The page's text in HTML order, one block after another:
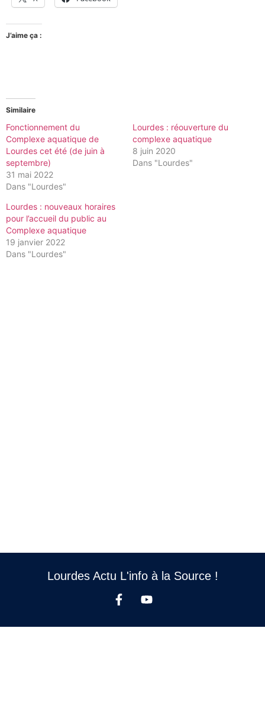
J’aime ça :
Similaire
Fonctionnement du
Complexe aquatique de
Lourdes cet été (de juin à
septembre)
31 mai 2022
Dans "Lourdes"
Lourdes : réouverture du
complexe aquatique
8 juin 2020
Dans "Lourdes"
Lourdes : nouveaux horaires
pour l’accueil du public au
Complexe aquatique
19 janvier 2022
Dans "Lourdes"
Lourdes Actu L'info à la Source !